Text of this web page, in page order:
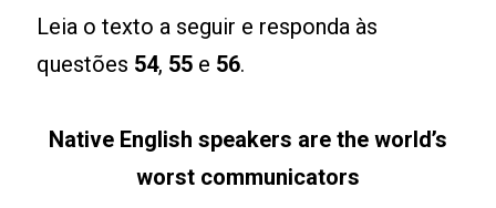
Leia o texto a seguir e responda às
questões 54, 55 e 56.
Native English speakers are the world’s
worst communicators